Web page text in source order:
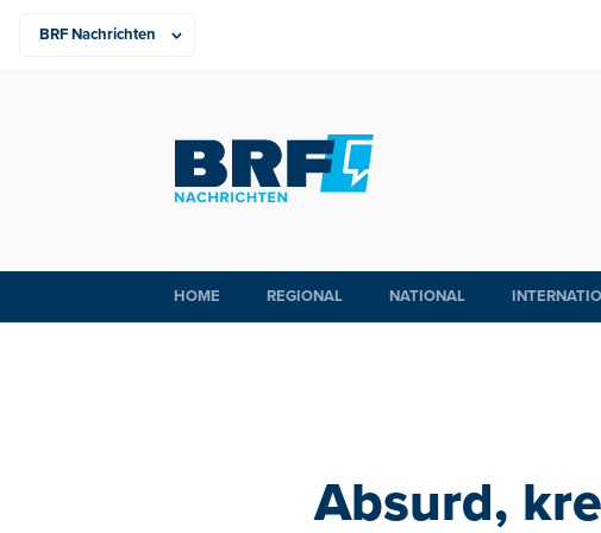
HOME REGIONAL NATIONAL
Absurd,